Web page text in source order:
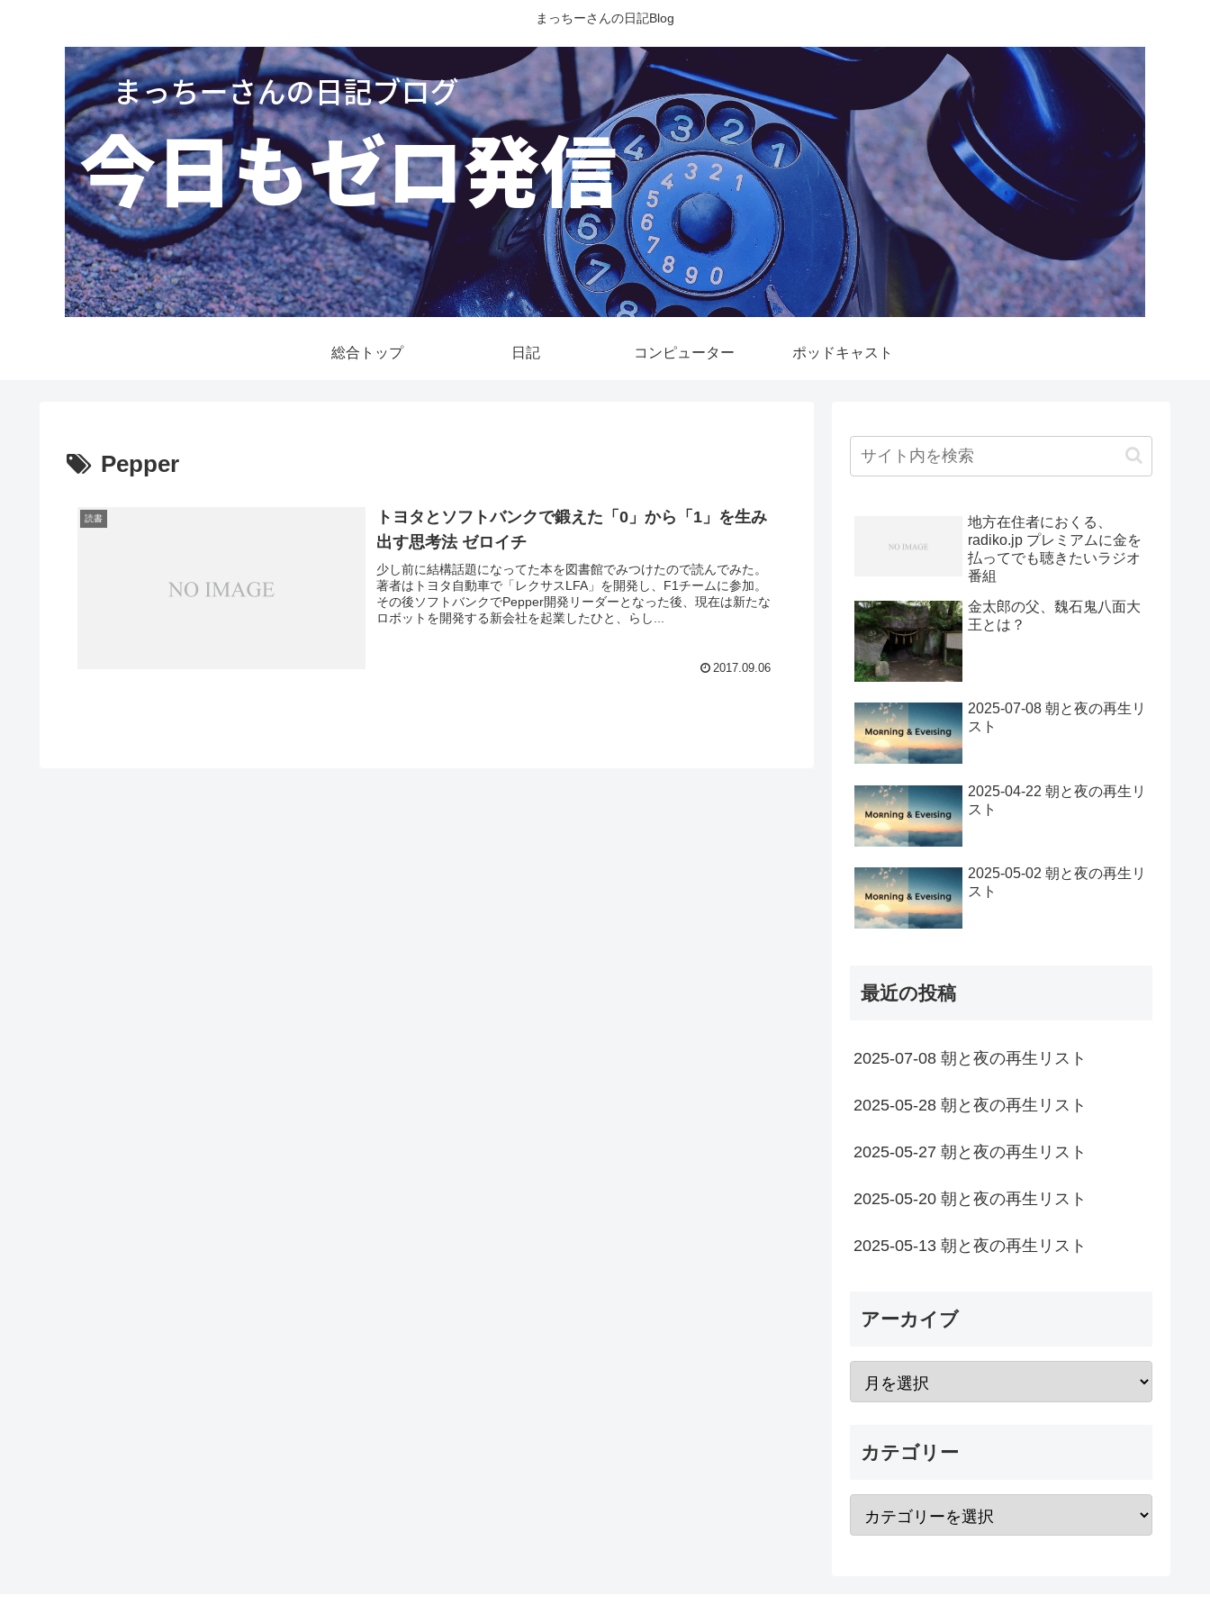
まっちーさんの日記Blog
総合トップ 日記 コンピューター ポッドキャスト
Pepper
読書
トヨタとソフトバンクで鍛えた「0」から「1」を生み
出す思考法 ゼロイチ
少し前に結構話題になってた本を図書館でみつけたので読んでみた。
著者はトヨタ自動車で「レクサスLFA」を開発し、F1チームに参加。
その後ソフトバンクでPepper開発リーダーとなった後、現在は新たな
ロボットを開発する新会社を起業したひと、らし...
2017.09.06
地方在住者におくる、
radiko.jp プレミアムに金を
払ってでも聴きたいラジオ
番組
金太郎の父、魏石鬼八面大
王とは？
2025-07-08 朝と夜の再生リ
スト
2025-04-22 朝と夜の再生リ
スト
2025-05-02 朝と夜の再生リ
スト
最近の投稿
2025-07-08 朝と夜の再生リスト
2025-05-28 朝と夜の再生リスト
2025-05-27 朝と夜の再生リスト
2025-05-20 朝と夜の再生リスト
2025-05-13 朝と夜の再生リスト
アーカイブ
カテゴリー